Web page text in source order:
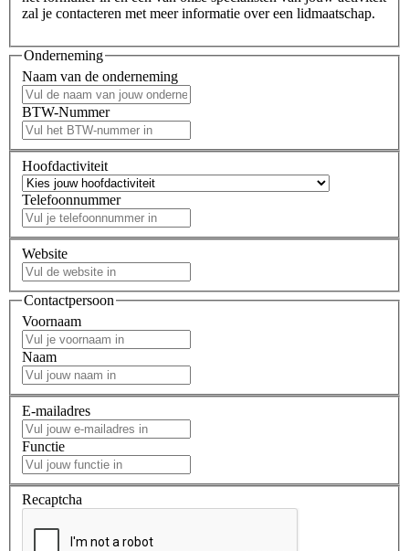
zal je contacteren met meer informatie over een lidmaatschap.
Onderneming
Naam van de onderneming
BTW-Nummer
Hoofdactiviteit
Telefoonnummer
Website
Contactpersoon
Voornaam
Naam
E-mailadres
Functie
Recaptcha